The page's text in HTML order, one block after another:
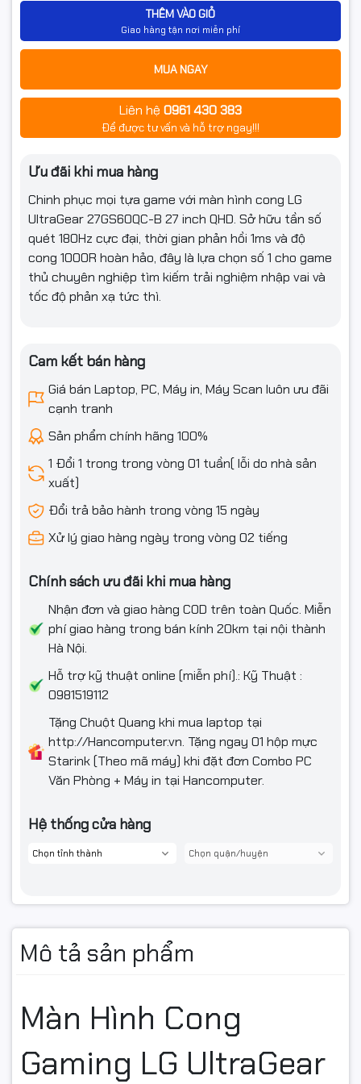
THÊM VÀO GIỎ
Giao hàng tận nơi miễn phí
MUA NGAY
Liên hệ 0961 430 383
Để được tư vấn và hỗ trợ ngay!!!
Ưu đãi khi mua hàng
Chinh phục mọi tựa game với màn hình cong LG
UltraGear 27GS60QC-B 27 inch QHD. Sở hữu tần số
quét 180Hz cực đại, thời gian phản hồi 1ms và độ
cong 1000R hoàn hảo, đây là lựa chọn số 1 cho game
thủ chuyên nghiệp tìm kiếm trải nghiệm nhập vai và
tốc độ phản xạ tức thì.
Cam kết bán hàng
Giá bán Laptop, PC, Máy in, Máy Scan luôn ưu đãi
cạnh tranh
Sản phẩm chính hãng 100%
1 Đổi 1 trong trong vòng 01 tuần( lỗi do nhà sản
xuất)
Đổi trả bảo hành trong vòng 15 ngày
Xử lý giao hàng ngày trong vòng 02 tiếng
Chính sách ưu đãi khi mua hàng
Nhận đơn và giao hàng COD trên toàn Quốc. Miễn
phí giao hàng trong bán kính 20km tại nội thành
Hà Nội.
Hỗ trợ kỹ thuật online (miễn phí).: Kỹ Thuật :
0981519112
Tặng Chuột Quang khi mua laptop tại
http://Hancomputer.vn. Tặng ngay 01 hộp mực
Starink (Theo mã máy) khi đặt đơn Combo PC
Văn Phòng + Máy in tại Hancomputer.
Hệ thống cửa hàng
Mô tả sản phẩm
Màn Hình Cong
Gaming LG UltraGear
✔ Tăng khả năng tập trung
Kích thước 27 inch kết hợp độ cong 1000R tạo nên trải
nghiệm chơi game cực kỳ cuốn hút, đặc biệt với game FPS
🖥️ Độ Phân Giải QHD
(2560x1440) – Sắc Nét Gấp 1.7
Lần Full HD
Màn hình sở hữu độ phân giảiQHD 2K (2560x1440)giúp hiển
thị chi tiết vượt trội.
Ưu điểm nổi bật:
✔ Nhìn rõ chi tiết bản đồ và đối thủ
Tấm nềnVAvới tỷ lệ tương phản
sâu và độ nổi khối ấn tượng, giúp khung hình trở nên sống
động hơn bao giờ hết.
⚡ Tần Số Quét 180Hz – Phản
Xạ Nhanh Hơn Đối Thủ
LG UltraGear 27GS60QC-B được trang bị:
Tần số quét: 180Hz
Thời gian phản hồi: 1ms
Điều này mang lại:
✔ Hình ảnh chuyển động cực mượt
✔ Giảm xé hình
✔ Hạn chế bóng mờ
✔ Tăng khả năng phản xạ
Trong các tựa game tốc độ cao như CS2, Valorant, Apex
165Hz.
AdaptiveSync – Nói Không Với
Giật Lag
AMD FreeSync™
AdaptiveSync